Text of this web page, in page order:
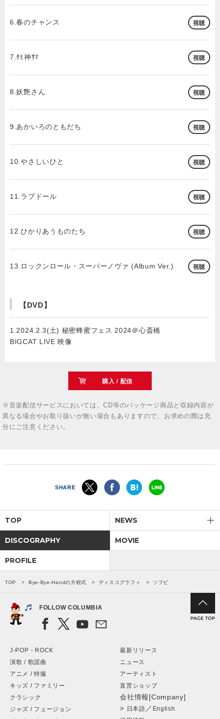
6.春のチャンス 視聴
7.ﾀﾋ神ｻﾏ 視聴
8.妖艶さん 視聴
9.あかいろのともだち 視聴
10.やさしいひと 視聴
11.ラブドール 視聴
12.ひかりあうものたち 視聴
13.ロックンロール・スーパーノヴァ (Album Ver.) 視聴
【DVD】
1.2024.2.3(土) 秘密蜂蜜フェス 2024＠心斎橋
BIGCAT LIVE 映像
購入 / 配信
※音楽配信サービスにおいては、CD等のパッケージ商品と収録内容が
異なる場合やお取り扱いが無い場合もありますので、お求めの際は充
分にご注意ください。
SHARE
TOP NEWS
DISCOGRAPHY MOVIE
PROFILE
TOP Bye-Bye-Handの方程式 ディスコグラフィ ソフビ
FOLLOW COLUMBIA
J-POP・ROCK
演歌 / 歌謡曲
アニメ / 特撮
キッズ / ファミリー
クラシック
ジャズ / フュージョン
最新リリース
ニュース
アーティスト
直営ショップ
会社情報[Company]
> 日本語 ／ English